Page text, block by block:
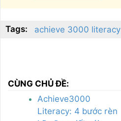
Tags: achieve 3000 literacy
CÙNG CHỦ ĐỀ:
Achieve3000
Literacy: 4 bước rèn